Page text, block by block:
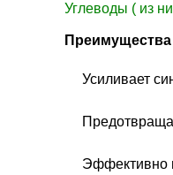
Углеводы ( из
Преимущества
Усиливает
Эффективно